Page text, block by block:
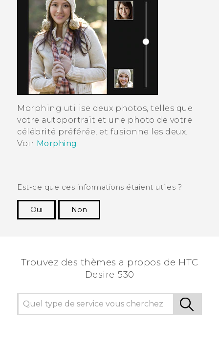
Morphing utilise deux photos, telles que
votre autoportrait et une photo de votre
célébrité préférée, et fusionne les deux.
Voir Morphing .
Est-ce que ces informations étaient utiles ?
Oui
Non
Trouvez des thèmes a propos de HTC
Desire 530